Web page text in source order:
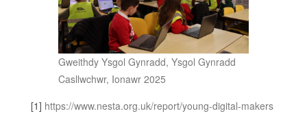
Gweithdy Ysgol Gynradd, Ysgol Gynradd
Casllwchwr, Ionawr 2025
[1] https://www.nesta.org.uk/report/young-digital-makers